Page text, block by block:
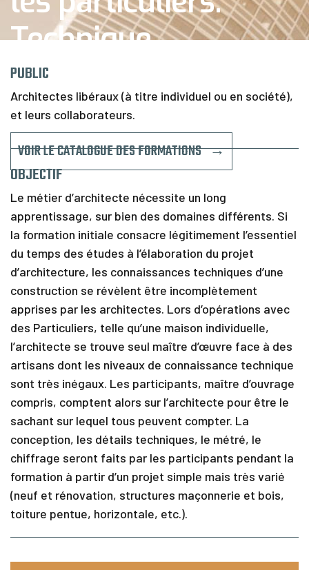
Technique .
Concevoir-Détailler-
Métrer-Chiffrer.
VOIR LE CATALOGUE DES FORMATIONS →
C
d
e
F
n
a
n
c
e
e
n
I
n
o
s
C
o
n
a
c
PUBLIC
Architectes libéraux (à titre individuel ou en société),
et leurs collaborateurs.
OBJECTIF
Le métier d’architecte nécessite un long
apprentissage, sur bien des domaines différents. Si
la formation initiale consacre légitimement l’essentiel
du temps des études à l’élaboration du projet
d’architecture, les connaissances techniques d’une
construction se révèlent être incomplètement
apprises par les architectes. Lors d’opérations avec
des Particuliers, telle qu’une maison individuelle,
l’architecte se trouve seul maître d’œuvre face à des
artisans dont les niveaux de connaissance technique
sont très inégaux. Les participants, maître d’ouvrage
compris, comptent alors sur l’architecte pour être le
sachant sur lequel tous peuvent compter. La
conception, les détails techniques, le métré, le
chiffrage seront faits par les participants pendant la
formation à partir d’un projet simple mais très varié
(neuf et rénovation, structures maçonnerie et bois,
toiture pentue, horizontale, etc.).